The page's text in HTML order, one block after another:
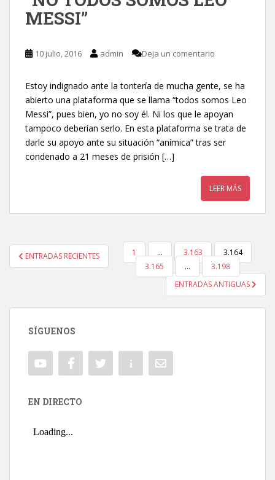
MESSI”
10 julio, 2016 admin Deja un comentario
Estoy indignado ante la tontería de mucha gente, se ha
abierto una plataforma que se llama “todos somos Leo
Messi”, pues bien, yo no soy él. Ni los que le apoyan
tampoco deberían serlo. En esta plataforma se trata de
darle su apoyo ante su situación “anímica” tras ser
condenado a 21 meses de prisión […]
LEER MÁS
NAVEGACIÓN DE ENTRADAS
ENTRADAS RECIENTES 1 … 3.163
3.164
3.165
…
3.198
ENTRADAS ANTIGUAS
SÍGUENOS
EN DIRECTO